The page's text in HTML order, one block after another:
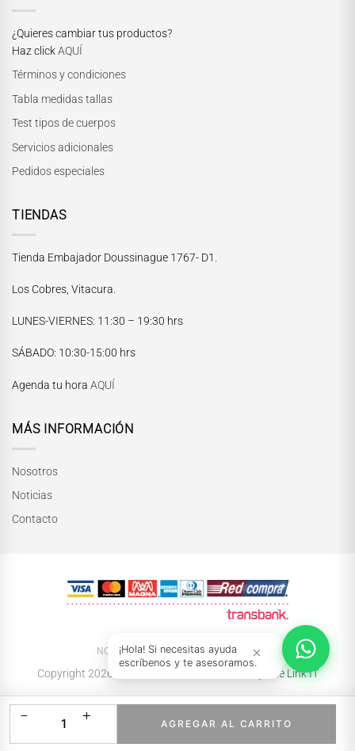
− 1 + AGREGAR AL CARRITO
¿Quieres cambiar tus productos?
Haz clickAQUÍ
Términos y condiciones
Tabla medidas tallas
Test tipos de cuerpos
Servicios adicionales
Pedidos especiales
TIENDAS
Tienda Embajador Doussinague 1767- D1.
Los Cobres, Vitacura.
LUNES-VIERNES: 11:30 – 19:30 hrs
SÁBADO: 10:30-15:00 hrs
Agenda tu hora AQUÍ
MÁS INFORMACIÓN
Nosotros
Noticias
Contacto
NOSOTRAS NOTICIAS TIENDAS
Copyright 2026 © The Link IT
¡Hola! Si necesitas ayuda
escríbenos y te asesoramos.
María Paskaró